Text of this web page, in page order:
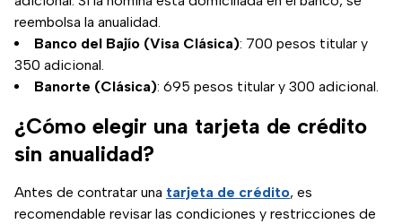
reembolsa la anualidad.
Banco del Bajío (Visa Clásica): 700 pesos titular y
350 adicional.
Banorte (Clásica): 695 pesos titular y 300 adicional.
¿Cómo elegir una tarjeta de crédito
sin anualidad?
Antes de contratar una tarjeta de crédito, es
recomendable revisar las condiciones y restricciones de